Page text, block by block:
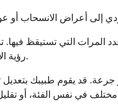
المرات التي تستيقظ
رؤية الأنماط واتخاذ قرارات أكثر استنارة.
قد يقوم طبيبك